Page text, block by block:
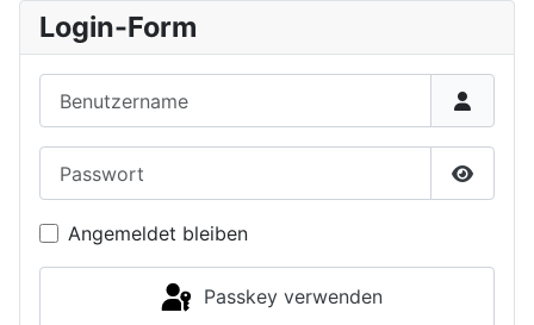
Login-Form
Angemeldet bleiben
Passkey verwenden